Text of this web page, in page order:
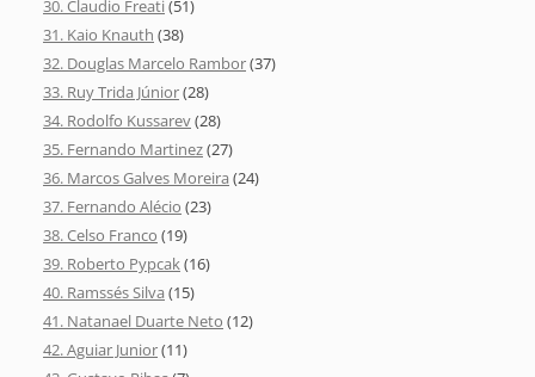
30. Claudio Freati(51)
31. Kaio Knauth (38)
32. Douglas Marcelo Rambor(37)
33. Ruy Trida Júnior(28)
34. Rodolfo Kussarev(28)
35. Fernando Martinez(27)
36. Marcos Galves Moreira (24)
37. Fernando Alécio (23)
38. Celso Franco (19)
39. Roberto Pypcak(16)
40. Ramssés Silva (15)
41. Natanael Duarte Neto (12)
42. Aguiar Junior(11)